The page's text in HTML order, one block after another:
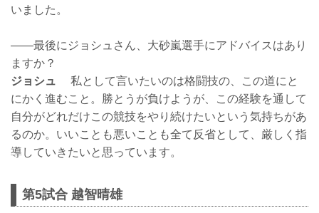
いました。
——最後にジョシュさん、大砂嵐選手にアドバイスはあり
ますか？
ジョシュ
私として言いたいのは格闘技の、この道にと
にかく進むこと。勝とうが負けようが、この経験を通して
自分がどれだけこの競技をやり続けたいという気持ちがあ
るのか。いいことも悪いことも全て反省として、厳しく指
導していきたいと思っています。
第5試合 越智晴雄